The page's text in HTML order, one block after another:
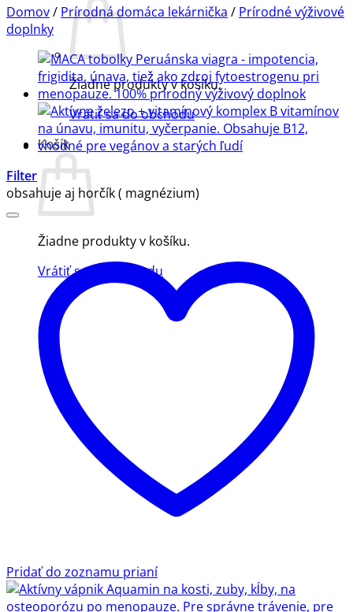
Žiadne produkty v košíku.
Vrátiť sa do obchodu
Košík
Žiadne produkty v košíku.
Vrátiť sa do obchodu
Domov/ Prírodná domáca lekárnička / Prírodné výživové
doplnky
Filter
obsahuje aj horčík ( magnézium)
Pridať do zoznamu prianí